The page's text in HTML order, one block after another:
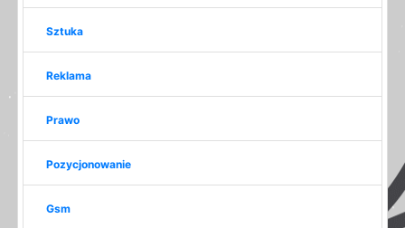
Sztuka
Reklama
Prawo
Pozycjonowanie
Gsm